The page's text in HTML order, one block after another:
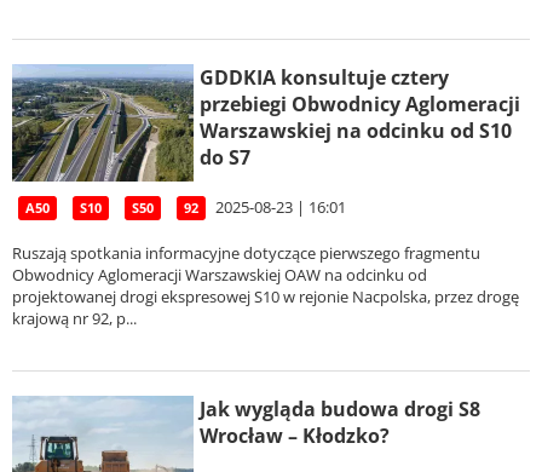
GDDKIA konsultuje cztery
przebiegi Obwodnicy Aglomeracji
Warszawskiej na odcinku od S10
do S7
A50 S10 S50 92 2025-08-23 | 16:01
Ruszają spotkania informacyjne dotyczące pierwszego fragmentu
Obwodnicy Aglomeracji Warszawskiej OAW na odcinku od
projektowanej drogi ekspresowej S10 w rejonie Nacpolska, przez drogę
krajową nr 92, p...
Jak wygląda budowa drogi S8
Wrocław – Kłodzko?